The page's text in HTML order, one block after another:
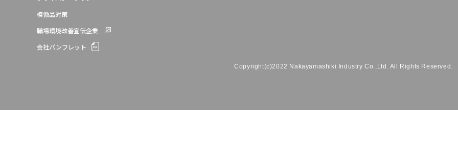
模倣品対策
職場環境改善宣伝企業
会社パンフレット
Copyright(c)2022 Nakayamashiki Industry Co.,Ltd. All Rights Reserved.